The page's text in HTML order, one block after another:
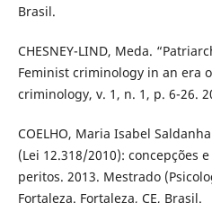
Brasil.
CHESNEY-LIND, Meda.
Feminist criminology in an era
criminology, v. 1, n. 1, p. 6-26.
COELHO, Maria Isabel
(Lei 12.318/2010): concepções
peritos. 2013. Mestrado
Fortaleza. Fortaleza, CE, Brasil.